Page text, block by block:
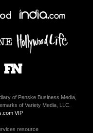
of Penske Business Media,
of Variety Media, LLC.
VIP
resource